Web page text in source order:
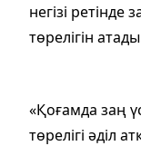
негізі ретінде
төрелігін
«Қоғамда заң
төрелігі әділ